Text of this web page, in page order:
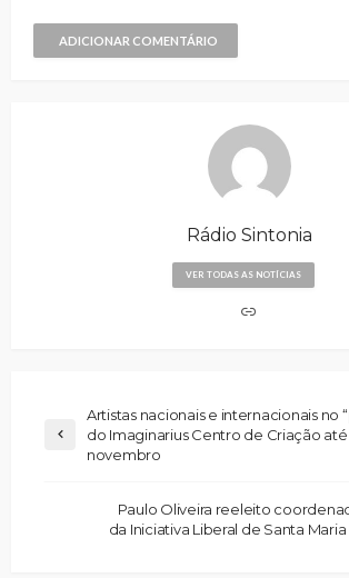
ADICIONAR COMENTÁRIO
Rádio Sintonia
VER TODAS AS NOTÍCIAS
Artistas nacionais e internacionais no
do Imaginarius Centro de Criação até
novembro
Paulo Oliveira reeleito
da Iniciativa Liberal de Santa Maria